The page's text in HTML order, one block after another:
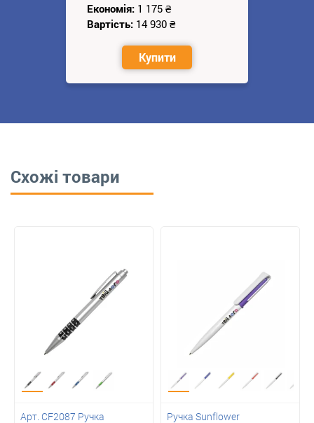
Економія: 1 175 ₴
Вартість: 14 930 ₴
Купити
Схожі товари
Арт. CF2087 Ручка
Ручка Sunflower